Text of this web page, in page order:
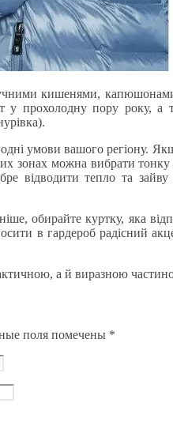
кишенями,
у прохолодну пору року, а
умови вашого регіону.
зонах можна вибрати
відводити тепло та
обирайте куртку, яка
в гардероб радісний
а й виразною
поля помечены *